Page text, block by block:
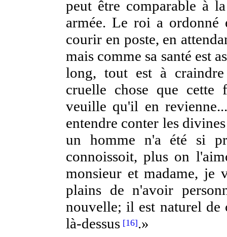
peut être comparable à
armée. Le roi a
courir en poste, en
mais comme sa santé est
long, tout est à
cruelle chose que
veuille qu'il en
entendre conter les
un homme n'a été si
connoissoit, plus on
monsieur et madame, je
plains de n'avoir
nouvelle; il est naturel de
là-dessus [16].»